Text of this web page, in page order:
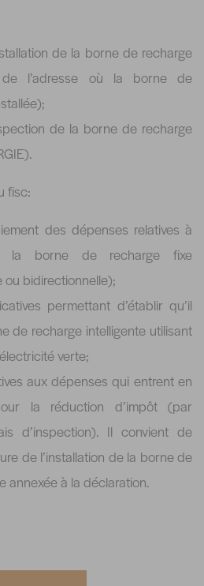
de la borne de recharge
l’adresse où la borne de
de la borne de recharge
fisc:
des dépenses relatives à
la borne de recharge fixe
bidirectionnelle);
permettant d’établir qu’il
de recharge intelligente utilisant
verte;
aux dépenses qui entrent en
la réduction d’impôt (par
d’inspection). Il convient de
de l’installation de la borne de
annexée à la déclaration.